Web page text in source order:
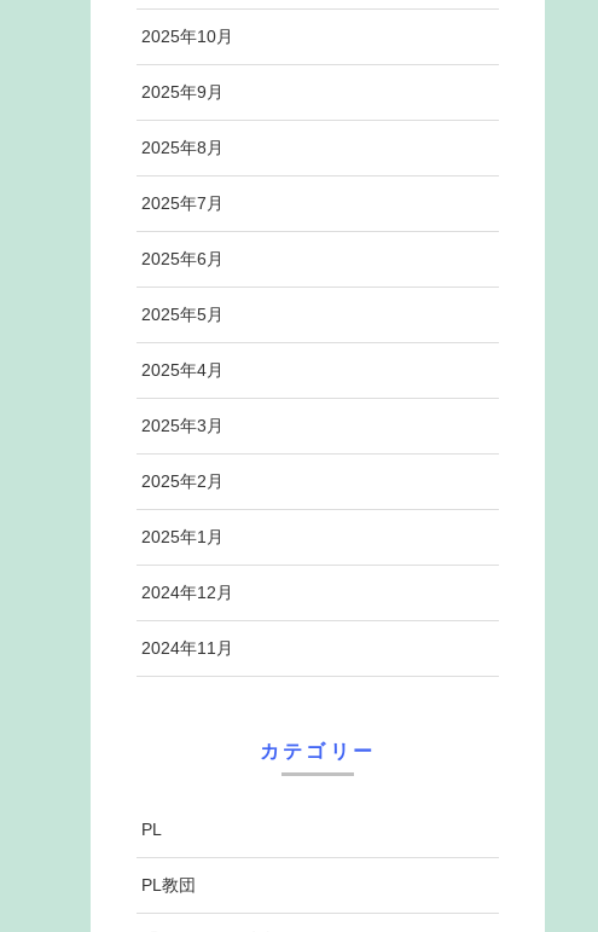
2025年10月
2025年9月
2025年8月
2025年7月
2025年6月
2025年5月
2025年4月
2025年3月
2025年2月
2025年1月
2024年12月
2024年11月
カテゴリー
PL
PL教団